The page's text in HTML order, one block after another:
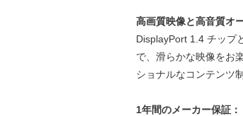
高画質映像と高音質オ
DisplayPort 1.4 チップ
で、滑らかな映像をお
ショナルなコンテンツ
1年間のメーカー保証：